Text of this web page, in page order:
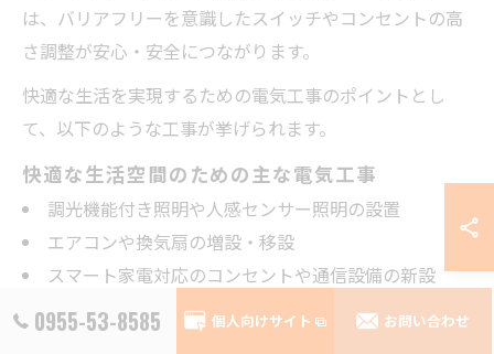
は、バリアフリーを意識したスイッチやコンセントの高
さ調整が安心・安全につながります。
快適な生活を実現するための電気工事のポイントとし
て、以下のような工事が挙げられます。
快適な生活空間のための主な電気工事
調光機能付き照明や人感センサー照明の設置
エアコンや換気扇の増設・移設
スマート家電対応のコンセントや通信設備の新設
これらの工事は、専門業者とよく相談し、家族構成やラ
0955-53-8585 個人向けサイト お問い合わせ